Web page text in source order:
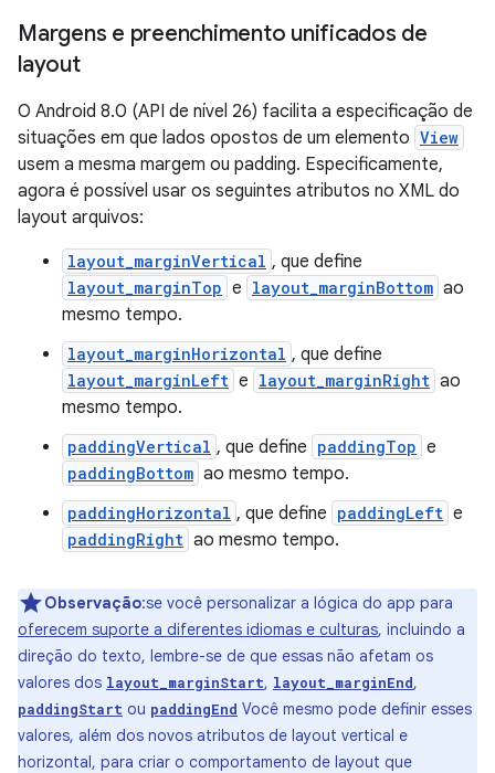
Margens e preenchimento unificados de
layout
O Android 8.0 (API de nível 26) facilita a especificação de
situações em que lados opostos de um elemento View
usem a mesma margem ou padding. Especificamente,
agora é possível usar os seguintes atributos no XML do
layout arquivos:
layout_marginVertical , que define
layout_marginTop e layout_marginBottom ao
mesmo tempo.
layout_marginHorizontal , que define
layout_marginLeft e layout_marginRight ao
mesmo tempo.
paddingVertical , que define paddingTop e
paddingBottom ao mesmo tempo.
paddingHorizontal , que define paddingLeft e
paddingRight ao mesmo tempo.
Observação:se você personalizar a lógica do app para
oferecem suporte a diferentes idiomas e culturas, incluindo a
direção do texto, lembre-se de que essas não afetam os
valores dos layout_marginStart, layout_marginEnd,
paddingStart ou paddingEnd Você mesmo pode definir esses
valores, além dos novos atributos de layout vertical e
horizontal, para criar o comportamento de layout que